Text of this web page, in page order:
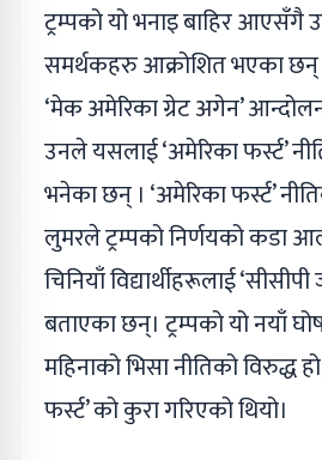
ट्रम्पको यो भनाइ बाहिर आएसँगै
समर्थकहरु आक्रोशित भएका
‘मेक अमेरिका ग्रेट अगेन’
उनले यसलाई ‘अमेरिका फर्स्ट’
भनेका छन् । ‘अमेरिका फर्स्ट’
लुमरले ट्रम्पको निर्णयको कडा
चिनियाँ विद्यार्थीहरूलाई
बताएका छन्। ट्रम्पको यो नयाँ
महिनाको भिसा नीतिको विरुद्ध
फर्स्ट’ को कुरा गरिएको थियो।